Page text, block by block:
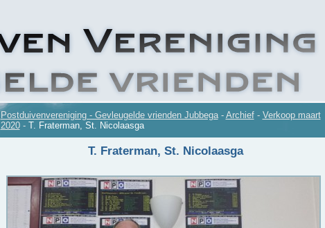
Postduivenvereniging - Gevleugelde vrienden Jubbega - Archief - Verkoop maart
2020 - T. Fraterman, St. Nicolaasga
T. Fraterman, St. Nicolaasga